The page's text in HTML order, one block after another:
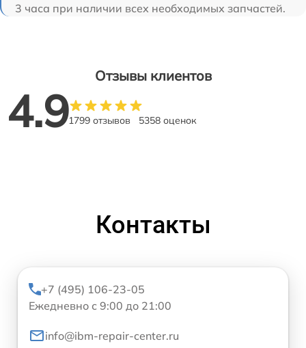
3 часа при наличии всех необходимых запчастей.
Отзывы клиентов
4.91799 отзывов 5358 оценок
Контакты
+7 (495) 106-23-05
Ежедневно с 9:00 до 21:00
info@ibm-repair-center.ru